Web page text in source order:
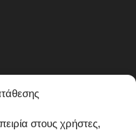
στους χρήστες,